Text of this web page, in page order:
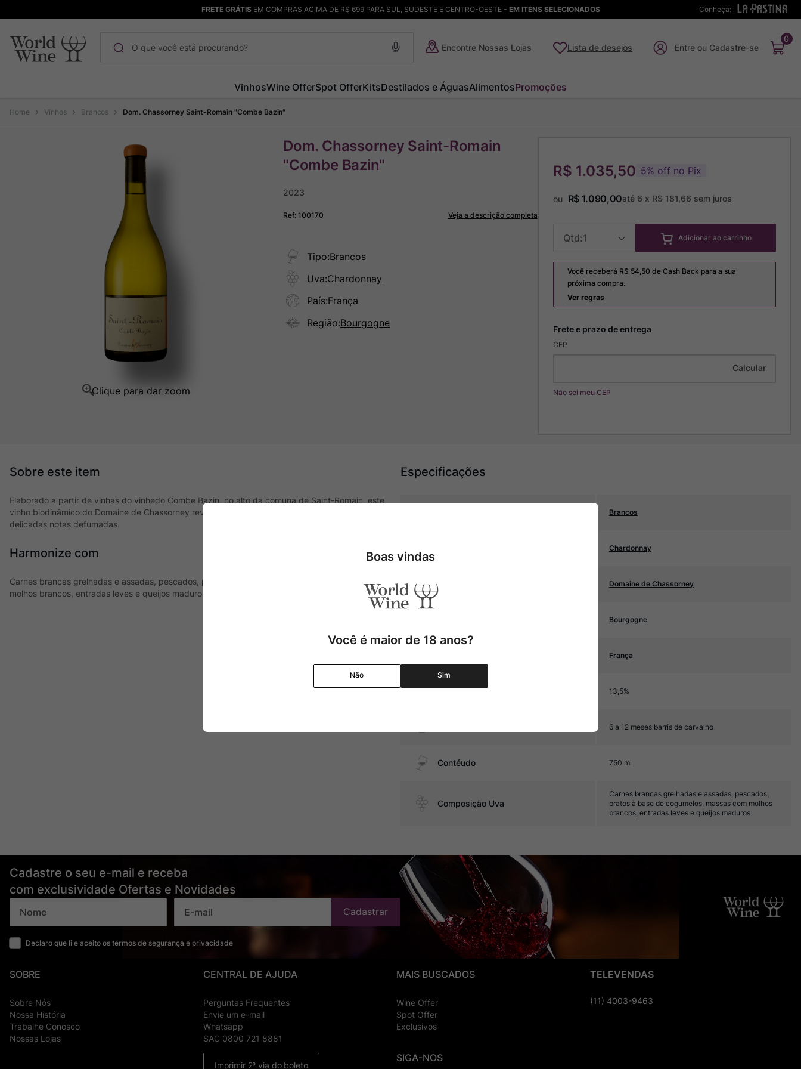
Conheça:
FRETE GRÁTISEM COMPRAS ACIMA DE R$ 699 PARA SUL, SUDESTE E CENTRO-OESTE - EM ITENS SELECIONADOS
Encontre Nossas Lojas Lista de desejos
0
VinhosWine OfferSpot OfferKitsDestilados e ÁguasAlimentosPromoções
Vinhos Brancos Dom. Chassorney Saint-Romain "Combe Bazin"
Dom. Chassorney Saint-Romain
"Combe Bazin"
2023
Ref:100170 Veja a descrição completa
Tipo:Brancos
Uva:Chardonnay
País:França
Região:Bourgogne
R$ 1.035,50 5% off no Pix
ou R$ 1.090,00até 6 x R$ 181,66 sem juros
1 Adicionar ao carrinho
Você receberá R$ 54,50 de Cash Back para a sua
próxima compra.
Ver regras
CEP
Não sei meu CEP
Elaborado a partir de vinhas do vinhedo Combe Bazin, no alto da comuna de Saint-Romain, este
vinho biodinâmico do Domaine de Chassorney revela aromas de frutas brancas frescas, flores e
delicadas notas defumadas.
Harmonize com
Carnes brancas grelhadas e assadas, pescados, pratos à base de cogumelos, massas com
molhos brancos, entradas leves e queijos maduros
Especificações
Brancos
Chardonnay
Domaine de Chassorney
Bourgogne
França
Graduação Alcóolica 13,5%
6 a 12 meses barris de carvalho
Contéudo 750 ml
Composição Uva
Carnes brancas grelhadas e assadas, pescados,
pratos à base de cogumelos, massas com molhos
brancos, entradas leves e queijos maduros
Cadastre o seu e-mail e receba
com exclusividade Ofertas e Novidades
Declaro que li e aceito os termos de segurança e privacidade
Cadastrar
SOBRE
Sobre Nós
Nossa História
Trabalhe Conosco
Nossas Lojas
CENTRAL DE AJUDA
Perguntas Frequentes
Envie um e-mail
Whatsapp
SAC 0800 721 8881
Imprimir 2ª via do boleto
MAIS BUSCADOS
Wine Offer
Spot Offer
Exclusivos
SIGA-NOS
TELEVENDAS
(11) 4003-9463
1º Maçanita
Bodega Garzon
Champagne
Boas vindas
Você é maior de 18 anos?
Não Sim